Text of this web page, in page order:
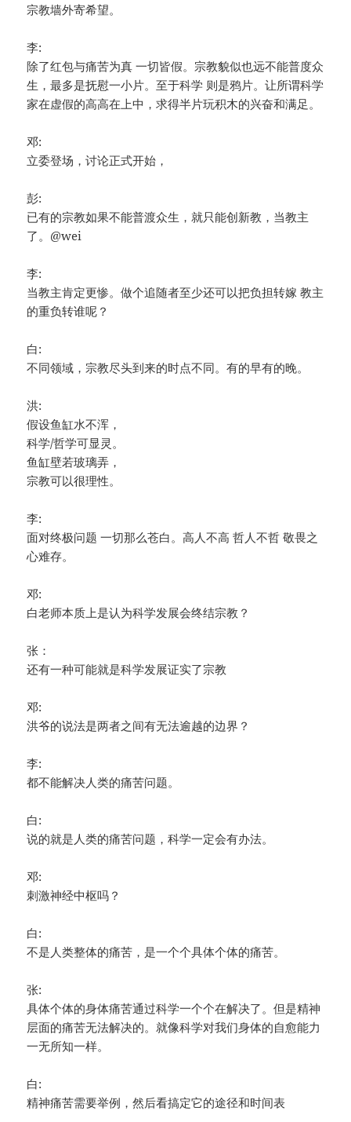
宗教墙外寄希望。
李:
除了红包与痛苦为真 一切皆假。宗教貌似也远不能普度众
生，最多是抚慰一小片。至于科学 则是鸦片。让所谓科学
家在虚假的高高在上中，求得半片玩积木的兴奋和满足。
邓:
立委登场，讨论正式开始，
彭:
已有的宗教如果不能普渡众生，就只能创新教，当教主
了。@wei
李:
当教主肯定更惨。做个追随者至少还可以把负担转嫁 教主
的重负转谁呢？
白:
不同领域，宗教尽头到来的时点不同。有的早有的晚。
洪:
假设鱼缸水不浑，
科学/哲学可显灵。
鱼缸壁若玻璃弄，
宗教可以很理性。
李:
面对终极问题 一切那么苍白。高人不高 哲人不哲 敬畏之
心难存。
邓:
白老师本质上是认为科学发展会终结宗教？
张：
还有一种可能就是科学发展证实了宗教
邓:
洪爷的说法是两者之间有无法逾越的边界？
李:
都不能解决人类的痛苦问题。
白:
说的就是人类的痛苦问题，科学一定会有办法。
邓:
刺激神经中枢吗？
白:
不是人类整体的痛苦，是一个个具体个体的痛苦。
张:
具体个体的身体痛苦通过科学一个个在解决了。但是精神
层面的痛苦无法解决的。就像科学对我们身体的自愈能力
一无所知一样。
白:
精神痛苦需要举例，然后看搞定它的途径和时间表